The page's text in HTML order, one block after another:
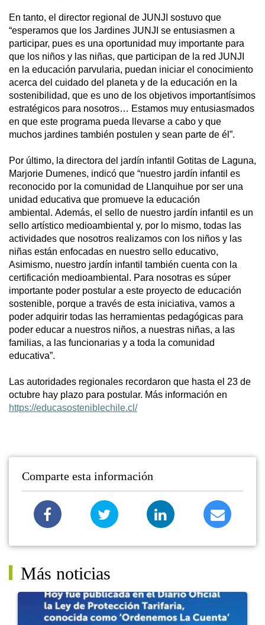
En tanto, el director regional de JUNJI sostuvo que
“esperamos que los Jardines JUNJI se entusiasmen a
participar, pues es una oportunidad muy importante para
que los niños y las niñas, que participan de la red JUNJI
en la educación parvularia, puedan iniciar el conocimiento
acerca del cuidado del planeta y de la educación en la
sostenibilidad, que es uno de los objetivos importantísimos
estratégicos para nosotros… Estamos muy entusiasmados
en que este programa pueda llevarse a cabo y que
muchos jardines también postulen y sean parte de él”.
Por último, la directora del jardín infantil Gotitas de Laguna,
Marjorie Dumenes, indicó que “nuestro jardín infantil es
reconocido por la comunidad de Llanquihue por ser una
unidad educativa que promueve la educación
ambiental. Además, el sello de nuestro jardín infantil es un
sello artístico medioambiental y, por lo mismo, todas las
actividades que nosotros realizamos con los niños y las
niñas están enfocadas en nuestro sello educativo,
Asimismo, nuestro jardín infantil también cuenta con la
certificación medioambiental. Para nosotras es súper
importante poder postular a este proyecto de educación
sostenible, porque a través de esta iniciativa, vamos a
poder adquirir todas las herramientas pedagógicas para
poder educar a nuestros niños, a nuestras niñas, a las
familias, a las funcionarias y a toda la comunidad
educativa”.
Las autoridades regionales recordaron que hasta el 23 de
octubre hay plazo para postular. Más información en
https://educasosteniblechile.cl/
Comparte esta información
Más noticias